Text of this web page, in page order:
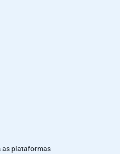
as plataformas